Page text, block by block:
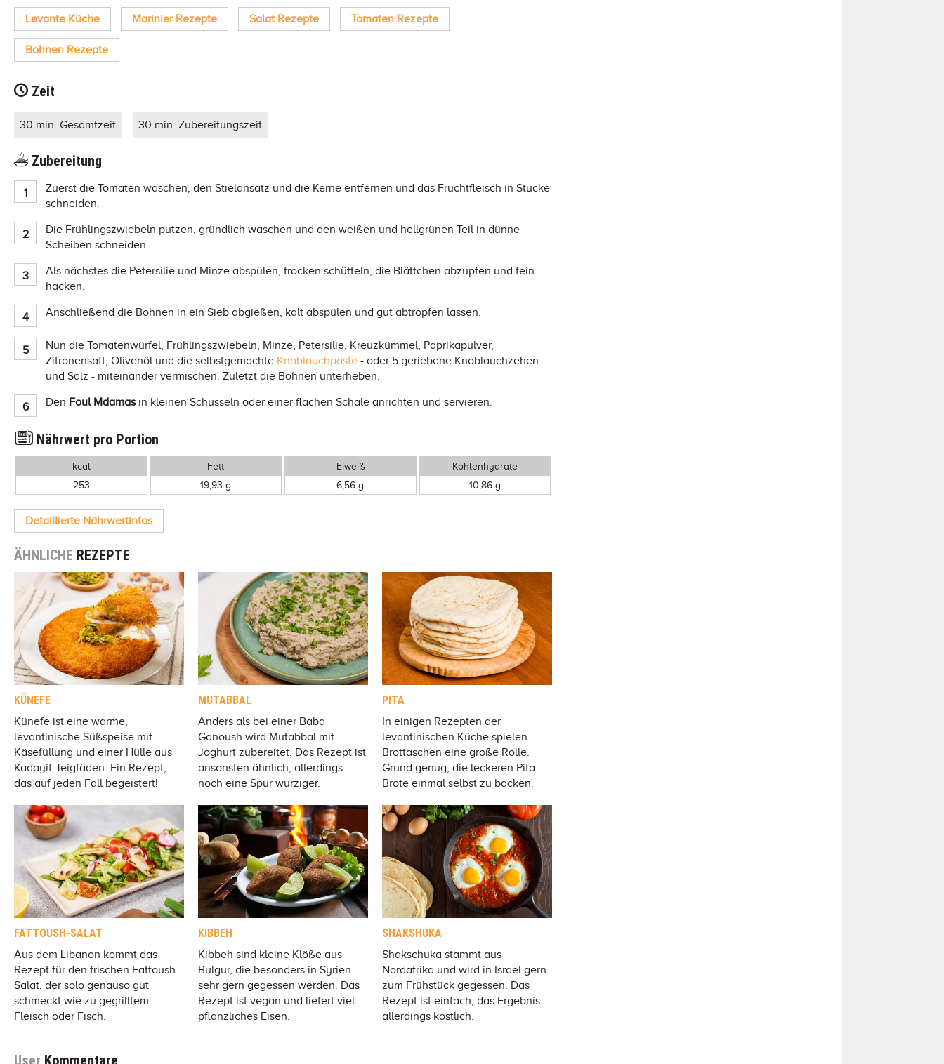
Levante Küche Marinier Rezepte Salat Rezepte Tomaten Rezepte
Bohnen Rezepte
Zeit
30 min. Gesamtzeit 30 min. Zubereitungszeit
Zubereitung
Zuerst die Tomaten waschen, den Stielansatz und die Kerne entfernen und das Fruchtfleisch in Stücke
schneiden.
Die Frühlingszwiebeln putzen, gründlich waschen und den weißen und hellgrünen Teil in dünne
Scheiben schneiden.
Als nächstes die Petersilie und Minze abspülen, trocken schütteln, die Blättchen abzupfen und fein
hacken.
Anschließend die Bohnen in ein Sieb abgießen, kalt abspülen und gut abtropfen lassen.
Nun die Tomatenwürfel, Frühlingszwiebeln, Minze, Petersilie, Kreuzkümmel, Paprikapulver,
Zitronensaft, Olivenöl und die selbstgemachte Knoblauchpaste - oder 5 geriebene Knoblauchzehen
und Salz - miteinander vermischen. Zuletzt die Bohnen unterheben.
Den Foul Mdamasin kleinen Schüsseln oder einer flachen Schale anrichten und servieren.
Nährwert pro Portion
kcal
253
Fett
19,93 g
Eiweiß
6,56 g
Kohlenhydrate
10,86 g
Detaillierte Nährwertinfos
ÄHNLICHE REZEPTE
KÜNEFE
Künefe ist eine warme,
levantinische Süßspeise mit
Käsefüllung und einer Hülle aus
Kadayif-Teigfäden. Ein Rezept,
das auf jeden Fall begeistert!
MUTABBAL
Anders als bei einer Baba
Ganoush wird Mutabbal mit
Joghurt zubereitet. Das Rezept ist
ansonsten ähnlich, allerdings
noch eine Spur würziger.
PITA
In einigen Rezepten der
levantinischen Küche spielen
Brottaschen eine große Rolle.
Grund genug, die leckeren Pita-
Brote einmal selbst zu backen.
FATTOUSH-SALAT
Aus dem Libanon kommt das
Rezept für den frischen Fattoush-
Salat, der solo genauso gut
schmeckt wie zu gegrilltem
Fleisch oder Fisch.
KIBBEH
Kibbeh sind kleine Klöße aus
Bulgur, die besonders in Syrien
sehr gern gegessen werden. Das
Rezept ist vegan und liefert viel
pflanzliches Eisen.
SHAKSHUKA
Shakschuka stammt aus
Nordafrika und wird in Israel gern
zum Frühstück gegessen. Das
Rezept ist einfach, das Ergebnis
allerdings köstlich.